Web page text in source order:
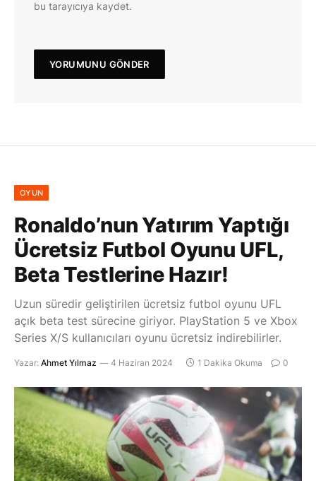
bu tarayıcıya kaydet.
OYUN
Ronaldo’nun Yatırım Yaptığı
Ücretsiz Futbol Oyunu UFL,
Beta Testlerine Hazır!
Uzun süredir geliştirilen ücretsiz futbol oyunu UFL
açık beta test sürecine giriyor. PlayStation 5 ve Xbox
Series X/S kullanıcıları oyunu ücretsiz indirebilirler.
Yazar: Ahmet Yılmaz 4 Haziran 2024 1 Dakika Okuma 0